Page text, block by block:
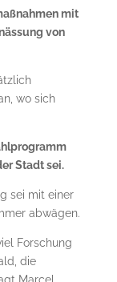
mit
von
wo sich
Stadt sei.
sei mit einer
abwägen.
Forschung
die
Marcel